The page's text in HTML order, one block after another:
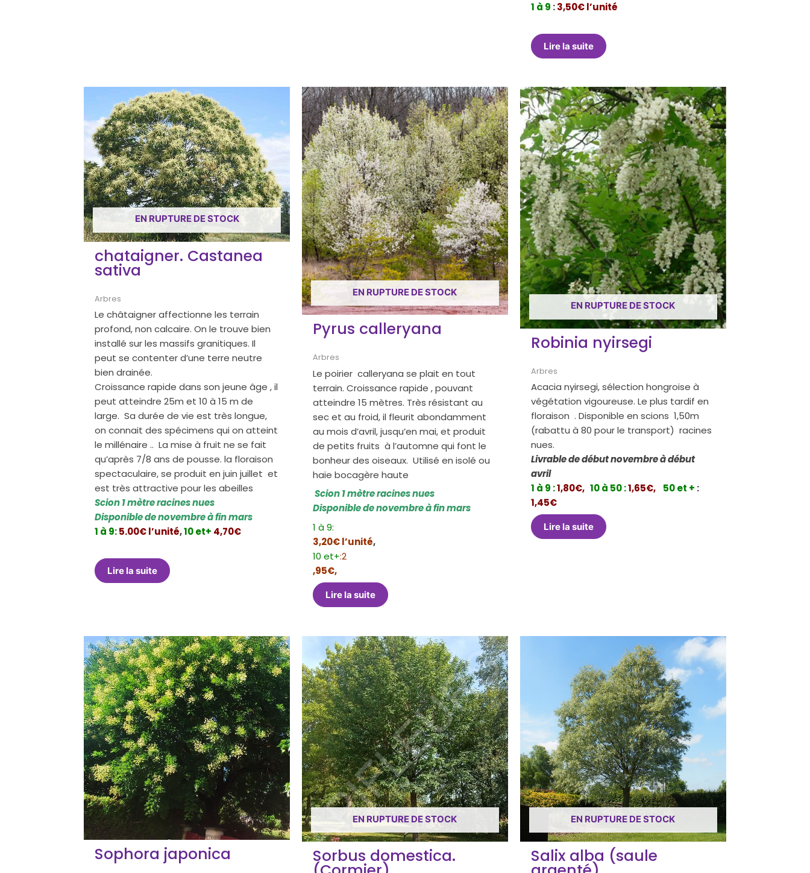
1 à 9 :3,50€ l’unité
Lire la suite
EN RUPTURE DE STOCK
chataigner. Castanea
sativa
Arbres
Le châtaigner affectionne les terrain
profond, non calcaire. On le trouve bien
installé sur les massifs granitiques. Il
peut se contenter d’une terre neutre
bien drainée.
Croissance rapide dans son jeune âge , il
peut atteindre 25m et 10 à 15 m de
large. Sa durée de vie est très longue,
on connait des spécimens qui on atteint
le millénaire .. La mise à fruit ne se fait
qu’après 7/8 ans de pousse. la floraison
spectaculaire, se produit en juin juillet et
est très attractive pour les abeilles
Scion 1 mètre racines nues
Disponible de novembre à fin mars
1 à 9:5.00€ l’unité,10 et+ 4,70€
Lire la suite
EN RUPTURE DE STOCK
Pyrus calleryana
Arbres
Le poirier calleryana se plait en tout
terrain. Croissance rapide , pouvant
atteindre 15 mètres. Très résistant au
sec et au froid, il fleurit abondamment
au mois d’avril, jusqu’en mai, et produit
de petits fruits à l’automne qui font le
bonheur des oiseaux. Utilisé en isolé ou
haie bocagère haute
Scion 1 mètre racines nues
Disponible de novembre à fin mars
1 à 9:
3,20€ l’unité,
10 et+:2
,95€,
Lire la suite
EN RUPTURE DE STOCK
Robinia nyirsegi
Arbres
Acacia nyirsegi, sélection hongroise à
végétation vigoureuse. Le plus tardif en
floraison . Disponible en scions 1,50m
(rabattu à 80 pour le transport) racines
nues.
Livrable de début novembre à début
avril
1 à 9 :1,80€, 10 à 50 :1,65€, 50 et + :
1,45€
Lire la suite
Sophora japonica
EN RUPTURE DE STOCK
Sorbus domestica.
EN RUPTURE DE STOCK
Salix alba (saule